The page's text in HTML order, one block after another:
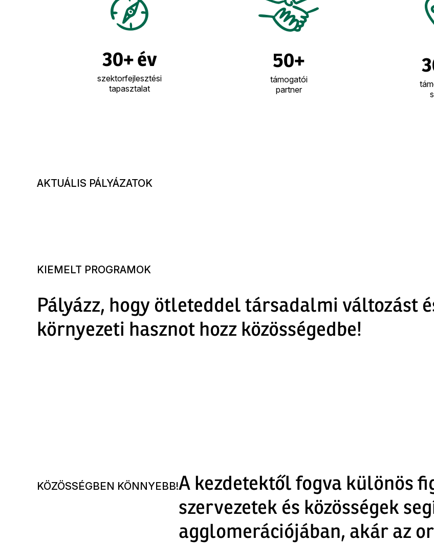
30+ év
szektorfejlesztési
tapasztalat
50+
támogatói
partner
AKTUÁLIS PÁLYÁZATOK
KIEMELT PROGRAMOK
Pályázz, hogy ötleteddel társadalmi változást
környezeti hasznot hozz közösségedbe!
KÖZÖSSÉGBEN KÖNNYEBB!A kezdetektől fogva különös
szervezetek és közösségek
agglomerációjában, akár az